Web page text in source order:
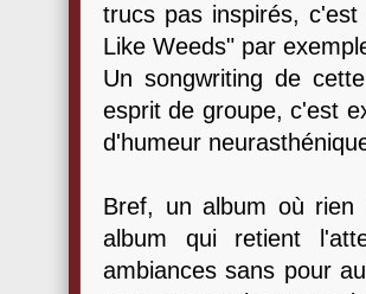
trucs pas inspirés,
Like Weeds" par
Un songwriting de
esprit de groupe, c'est
d'humeur
Bref, un album où
album qui retient
ambiances sans pour